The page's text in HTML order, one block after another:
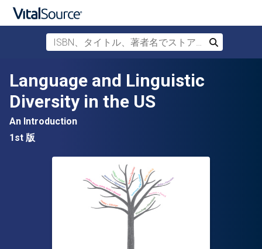
メインコンテンツへスキップ
ISBN、タイトル、著者名でストアを検索
検索
Language and Linguistic
Diversity in the US
An Introduction
1st 版